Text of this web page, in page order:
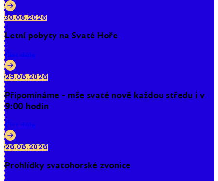
30.06.2026
Letní pobyty na Svaté Hoře
Číst dále
29.06.2026
Připomínáme - mše svaté nově každou středu i v
9:00 hodin
Číst dále
26.06.2026
Prohlídky svatohorské zvonice